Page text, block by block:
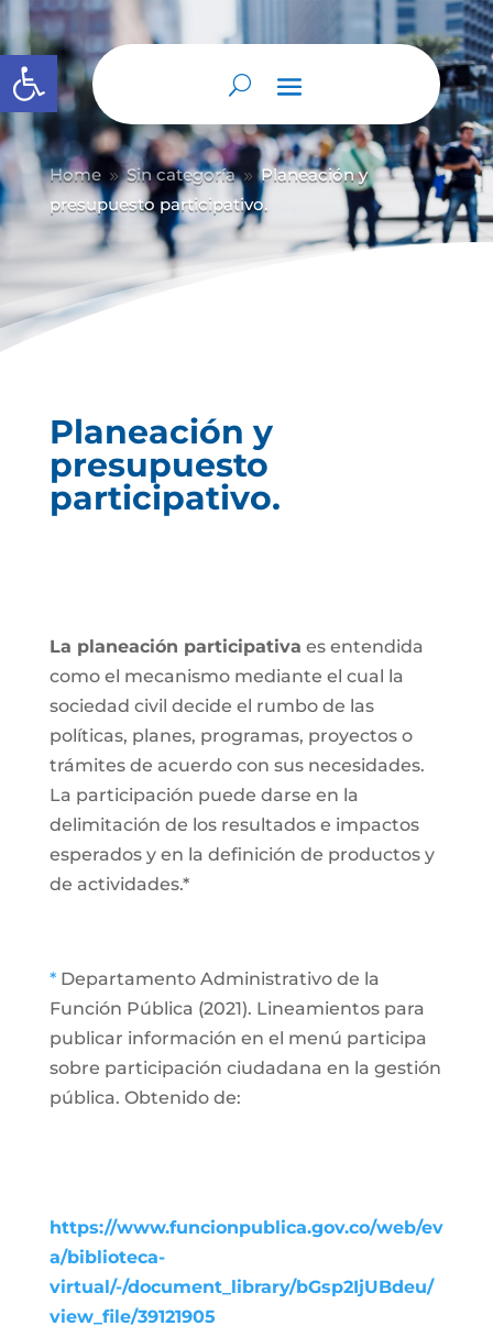
Abrir barra de herramientas
Home 9 Sin categoría 9 Planeación y
presupuesto participativo.
Planeación y
presupuesto
participativo.
La planeación participativa es entendida
como el mecanismo mediante el cual la
sociedad civil decide el rumbo de las
políticas, planes, programas, proyectos o
trámites de acuerdo con sus necesidades.
La participación puede darse en la
delimitación de los resultados e impactos
esperados y en la definición de productos y
de actividades.*
* Departamento Administrativo de la
Función Pública (2021). Lineamientos para
publicar información en el menú participa
sobre participación ciudadana en la gestión
pública. Obtenido de:
https://www.funcionpublica.gov.co/web/ev
a/biblioteca-
virtual/-/document_library/bGsp2IjUBdeu/
view_file/39121905